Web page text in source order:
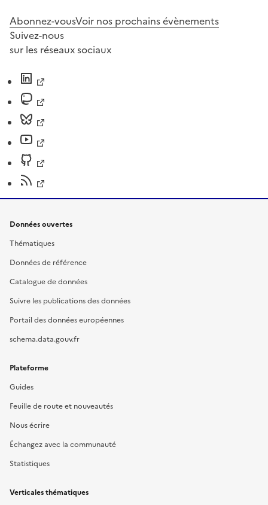
Abonnez-vousVoir nos prochains évènements
Suivez-nous
sur les réseaux sociaux
Données ouvertes
Thématiques
Données de référence
Catalogue de données
Suivre les publications des données
Portail des données européennes
schema.data.gouv.fr
Plateforme
Guides
Feuille de route et nouveautés
Nous écrire
Échangez avec la communauté
Statistiques
Verticales thématiques